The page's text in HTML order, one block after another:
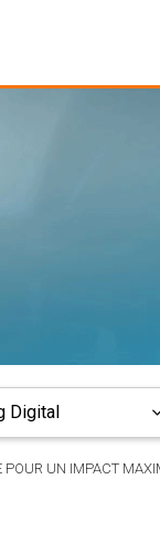
Digital
POUR UN IMPACT